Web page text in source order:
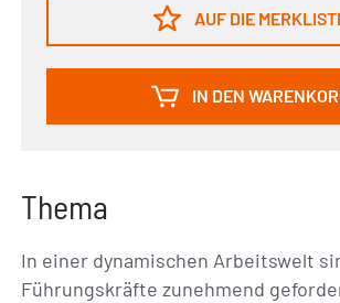
AUF DIE
IN DEN
Thema
In einer dynamischen Arbeitswelt
Führungskräfte zunehmend